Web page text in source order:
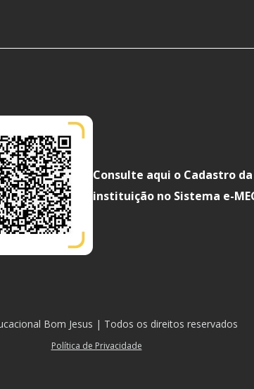
Consulte aqui o Cadastro da
instituição no Sistema e-
Bom Jesus | Todos os direitos reservados
Política de Privacidade